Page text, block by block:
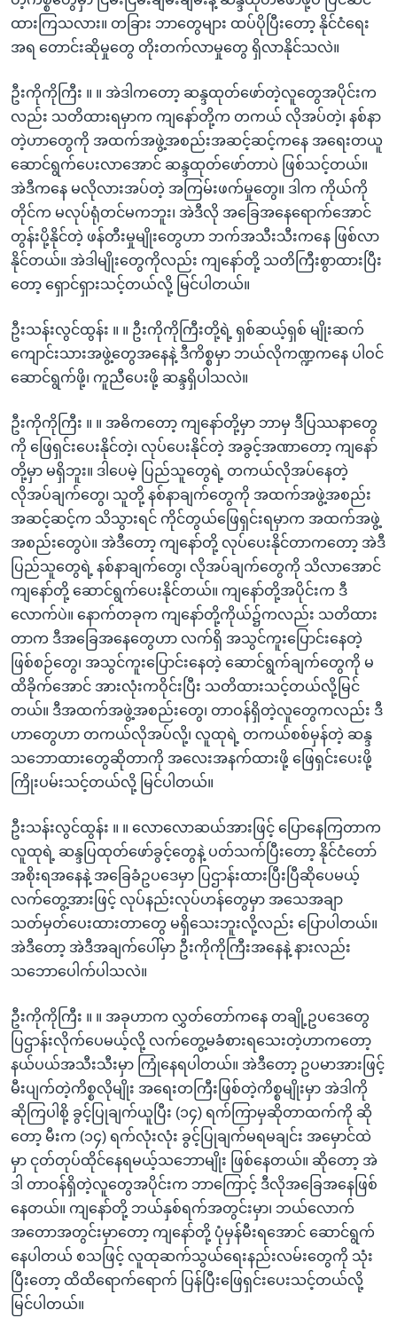
ထားကြသလား။ တခြား ဘာတွေများ ထပ်ပိုပြီးတော့ နိုင်ငံရေး
အရ တောင်းဆိုမှုတွေ တိုးတက်လာမှုတွေ ရှိလာနိုင်သလဲ။
ဦးကိုကိုကြီး ။ ။ အဲဒါကတော့ ဆန္ဒထုတ်ဖော်တဲ့လူတွေအပိုင်းက
လည်း သတိထားရမှာက ကျနော်တို့က တကယ် လိုအပ်တဲ့၊ နစ်နာ
တဲ့ဟာတွေကို အထက်အဖွဲ့အစည်းအဆင့်ဆင့်ကနေ အရေးတယူ
ဆောင်ရွက်ပေးလာအောင် ဆန္ဒထုတ်ဖော်တာပဲ ဖြစ်သင့်တယ်။
အဲဒီကနေ မလိုလားအပ်တဲ့ အကြမ်းဖက်မှုတွေ။ ဒါက ကိုယ်ကို
တိုင်က မလုပ်ရုံတင်မကဘူး၊ အဲဒီလို အခြေအနေရောက်အောင်
တွန်းပို့နိုင်တဲ့ ဖန်တီးမှုမျိုးတွေဟာ ဘက်အသီးသီးကနေ ဖြစ်လာ
နိုင်တယ်။ အဲဒါမျိုးတွေကိုလည်း ကျနော်တို့ သတိကြီးစွာထားပြီး
တော့ ရှောင်ရှားသင့်တယ်လို့ မြင်ပါတယ်။
ဦးသန်းလွင်ထွန်း ။ ။ ဦးကိုကိုကြီးတို့ရဲ့ ရှစ်ဆယ့်ရှစ် မျိုးဆက်
ကျောင်းသားအဖွဲ့တွေအနေနဲ့ ဒီကိစ္စမှာ ဘယ်လိုကဏ္ဍကနေ ပါဝင်
ဆောင်ရွက်ဖို့၊ ကူညီပေးဖို့ ဆန္ဒရှိပါသလဲ။
ဦးကိုကိုကြီး ။ ။ အဓိကတော့ ကျနော်တို့မှာ ဘာမှ ဒီပြဿနာတွေ
ကို ဖြေရှင်းပေးနိုင်တဲ့၊ လုပ်ပေးနိုင်တဲ့ အခွင့်အဏာတော့ ကျနော်
တို့မှာ မရှိဘူး။ ဒါပေမဲ့ ပြည်သူတွေရဲ့ တကယ်လိုအပ်နေတဲ့
လိုအပ်ချက်တွေ၊ သူတို့ နစ်နာချက်တွေကို အထက်အဖွဲ့အစည်း
အဆင့်ဆင့်က သိသွားရင် ကိုင်တွယ်ဖြေရှင်းရမှာက အထက်အဖွဲ့
အစည်းတွေပဲ။ အဲဒီတော့ ကျနော်တို့ လုပ်ပေးနိုင်တာကတော့ အဲဒီ
ပြည်သူတွေရဲ့ နစ်နာချက်တွေ၊ လိုအပ်ချက်တွေကို သိလာအောင်
ကျနော်တို့ ဆောင်ရွက်ပေးနိုင်တယ်။ ကျနော်တို့အပိုင်းက ဒီ
လောက်ပဲ။ နောက်တခုက ကျနော်တို့ကိုယ်၌ကလည်း သတိထား
တာက ဒီအခြေအနေတွေဟာ လက်ရှိ အသွင်ကူးပြောင်းနေတဲ့
ဖြစ်စဉ်တွေ၊ အသွင်ကူးပြောင်းနေတဲ့ ဆောင်ရွက်ချက်တွေကို မ
ထိခိုက်အောင် အားလုံးကဝိုင်းပြီး သတိထားသင့်တယ်လို့မြင်
တယ်။ ဒီအထက်အဖွဲ့အစည်းတွေ၊ တာဝန်ရှိတဲ့လူတွေကလည်း ဒီ
ဟာတွေဟာ တကယ်လိုအပ်လို့၊ လူထုရဲ့ တကယ်စစ်မှန်တဲ့ ဆန္ဒ
သဘောထားတွေဆိုတာကို အလေးအနက်ထားဖို့ ဖြေရှင်းပေးဖို့
ကြိုးပမ်းသင့်တယ်လို့ မြင်ပါတယ်။
ဦးသန်းလွင်ထွန်း ။ ။ လောလောဆယ်အားဖြင့် ပြောနေကြတာက
လူထုရဲ့ ဆန္ဒပြထုတ်ဖော်ခွင့်တွေနဲ့ ပတ်သက်ပြီးတော့ နိုင်ငံတော်
အစိုးရအနေနဲ့ အခြေခံဥပဒေမှာ ပြဌာန်းထားပြီးပြီဆိုပေမယ့်
လက်တွေ့အားဖြင့် လုပ်နည်းလုပ်ဟန်တွေမှာ အသေအချာ
သတ်မှတ်ပေးထားတာတွေ မရှိသေးဘူးလို့လည်း ပြောပါတယ်။
အဲဒီတော့ အဲဒီအချက်ပေါ်မှာ ဦးကိုကိုကြီးအနေနဲ့ နားလည်း
သဘောပေါက်ပါသလဲ။
ဦးကိုကိုကြီး ။ ။ အခုဟာက လွှတ်တော်ကနေ တချို့ဥပဒေတွေ
ပြဌာန်းလိုက်ပေမယ့်လို့ လက်တွေ့မခံစားရသေးတဲ့ဟာကတော့
နယ်ပယ်အသီးသီးမှာ ကြုံနေရပါတယ်။ အဲဒီတော့ ဥပမာအားဖြင့်
မီးပျက်တဲ့ကိစ္စလိုမျိုး အရေးတကြီးဖြစ်တဲ့ကိစ္စမျိုးမှာ အဲဒါကို
ဆိုကြပါစို့ ခွင့်ပြုချက်ယူပြီး (၁၄) ရက်ကြာမှဆိုတာထက်ကို ဆို
တော့ မီးက (၁၄) ရက်လုံးလုံး ခွင့်ပြုချက်မရမချင်း အမှောင်ထဲ
မှာ ငုတ်တုပ်ထိုင်နေရမယ့်သဘောမျိုး ဖြစ်နေတယ်။ ဆိုတော့ အဲ
ဒါ တာဝန်ရှိတဲ့လူတွေအပိုင်းက ဘာကြောင့် ဒီလိုအခြေအနေဖြစ်
နေတယ်။ ကျနော်တို့ ဘယ်နှစ်ရက်အတွင်းမှာ၊ ဘယ်လောက်
အတောအတွင်းမှာတော့ ကျနော်တို့ ပုံမှန်မီးရအောင် ဆောင်ရွက်
နေပါတယ် စသဖြင့် လူထုဆက်သွယ်ရေးနည်းလမ်းတွေကို သုံး
ပြီးတော့ ထိထိရောက်ရောက် ပြန်ပြီးဖြေရှင်းပေးသင့်တယ်လို့
မြင်ပါတယ်။